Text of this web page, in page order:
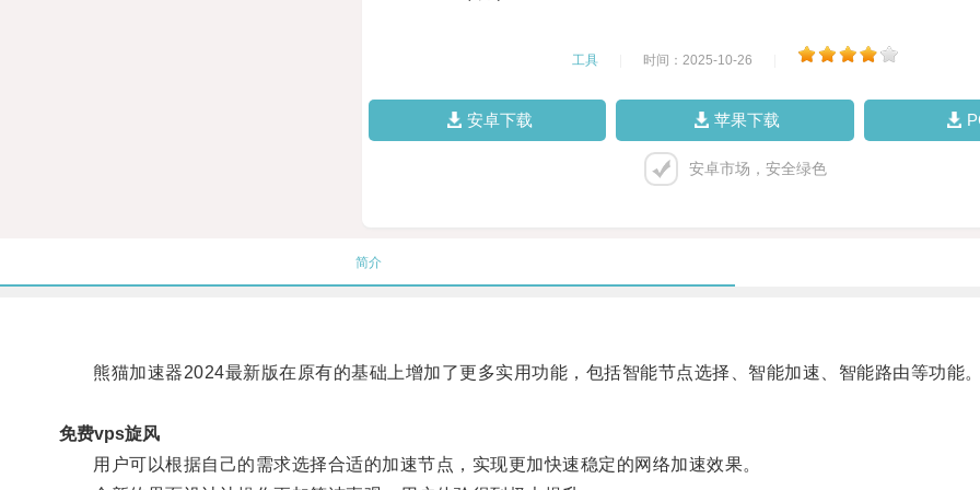
工具 时间：2025-10-26
安卓下载 苹果下载
安卓市场，安全绿色
简介
熊猫加速器2024最新版在原有的基础上增加了更多实用功能，包括智能节点选择、智能加速、智能路由等功能。
免费vps旋风
用户可以根据自己的需求选择合适的加速节点，实现更加快速稳定的网络加速效果。